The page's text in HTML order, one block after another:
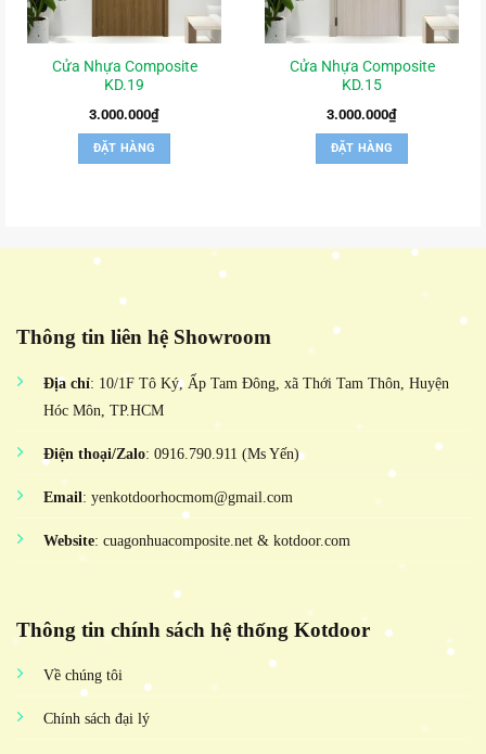
Cửa Nhựa Composite
KD.19
3.000.000₫
ĐẶT HÀNG
Cửa Nhựa Composite
KD.15
3.000.000₫
ĐẶT HÀNG
Thông tin liên hệ Showroom
Địa chỉ: 10/1F Tô Ký, Ấp Tam Đông, xã Thới Tam Thôn, Huyện
Hóc Môn, TP.HCM
Điện thoại/Zalo: 0916.790.911 (Ms Yến)
Email: yenkotdoorhocmom@gmail.com
Website: cuagonhuacomposite.net & kotdoor.com
Thông tin chính sách hệ thống Kotdoor
Về chúng tôi
Chính sách đại lý